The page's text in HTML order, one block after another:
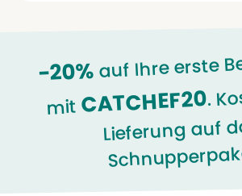
-20%auf Ihre erste
mitCATCHEF20.
Lieferung auf